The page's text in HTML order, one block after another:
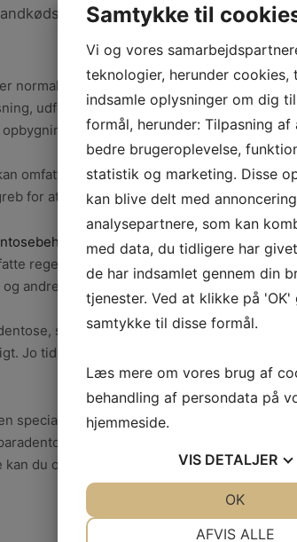
der kan føre til tab af
normalt en kombination af professionel
udføres af en tandlæge eller tandplejer
af bakterier og infektion.
omfatte brug af antibiotika eller
for at fjerne dybere liggende infektioner
ikke kun handler om at
regelmæssige tandlægebesøg, god
andre skadelige vaner.
såsom rødme, hævelse eller
Jo tidligere du får behandling, desto
specialiseret behandling, der kræver
for at få den bedste pleje og
du opretholde en sund mund og bevare
Samtykke til
Vi og vores
teknologier, herunder cookies,
indsamle oplysninger om dig
formål, herunder: Tilpasning af
bedre brugeroplevelse,
statistik og marketing. Disse
kan blive delt med
analysepartnere, som kan
med data, du tidligere har
de har indsamlet gennem din
tjenester. Ved at klikke på 'OK'
samtykke til disse formål.
Læs mere om vores brug af
behandling af persondata på
hjemmeside.
VIS DETALJER
AFVIS ALLE
OK